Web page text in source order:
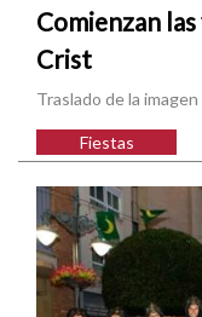
Comienzan
Crist
Traslado de la
Fiestas